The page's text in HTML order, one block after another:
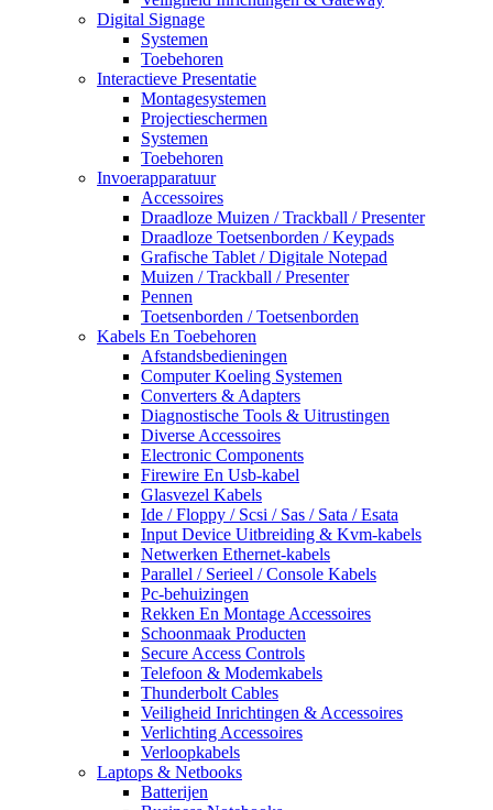
Digital Signage
Systemen
Toebehoren
Interactieve Presentatie
Montagesystemen
Projectieschermen
Systemen
Toebehoren
Invoerapparatuur
Accessoires
Draadloze Muizen / Trackball / Presenter
Draadloze Toetsenborden / Keypads
Grafische Tablet / Digitale Notepad
Muizen / Trackball / Presenter
Pennen
Toetsenborden / Toetsenborden
Kabels En Toebehoren
Afstandsbedieningen
Computer Koeling Systemen
Converters & Adapters
Diagnostische Tools & Uitrustingen
Diverse Accessoires
Electronic Components
Firewire En Usb-kabel
Glasvezel Kabels
Ide / Floppy / Scsi / Sas / Sata / Esata
Input Device Uitbreiding & Kvm-kabels
Netwerken Ethernet-kabels
Parallel / Serieel / Console Kabels
Pc-behuizingen
Rekken En Montage Accessoires
Schoonmaak Producten
Secure Access Controls
Telefoon & Modemkabels
Thunderbolt Cables
Veiligheid Inrichtingen & Accessoires
Verlichting Accessoires
Verloopkabels
Laptops & Netbooks
Batterijen